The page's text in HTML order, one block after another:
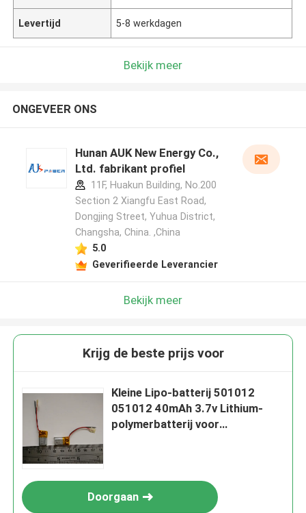
Levertijd 5-8 werkdagen
Bekijk meer
ONGEVEER ONS
Hunan AUK New Energy Co.,
Ltd. fabrikant profiel
11F, Huakun Building, No.200
Section 2 Xiangfu East Road,
Dongjing Street, Yuhua District,
Changsha, China. ,China
5.0
Geverifieerde Leverancier
Bekijk meer
Krijg de beste prijs voor
Kleine Lipo-batterij 501012
051012 40mAh 3.7v Lithium-
polymerbatterij voor
Doorgaan